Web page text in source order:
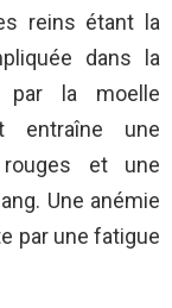
reins étant la
dans la
par la moelle
entraîne une
et une
Une anémie
par une fatigue